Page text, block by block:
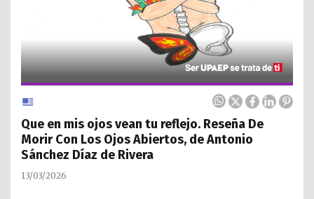
Que en mis ojos vean tu reflejo. Reseña De
Morir Con Los Ojos Abiertos, de Antonio
Sánchez Díaz de Rivera
13/03/2026